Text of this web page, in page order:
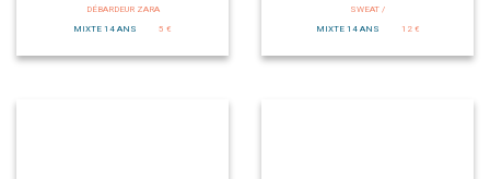
DÉBARDEUR ZARA
MIXTE 14 ANS
5 €
SWEAT /
MIXTE 14 ANS
12 €